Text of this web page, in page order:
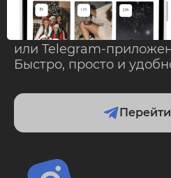
Переходи в ИнстаПай
скачивайStories,Reels
или Telegram-
Быстро, просто и